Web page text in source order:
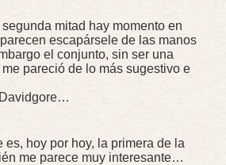
mitad hay momento en
escapársele de las manos
el conjunto, sin ser una
pareció de lo más sugestivo e
es, hoy por hoy, la primera de la
me parece muy interesante…